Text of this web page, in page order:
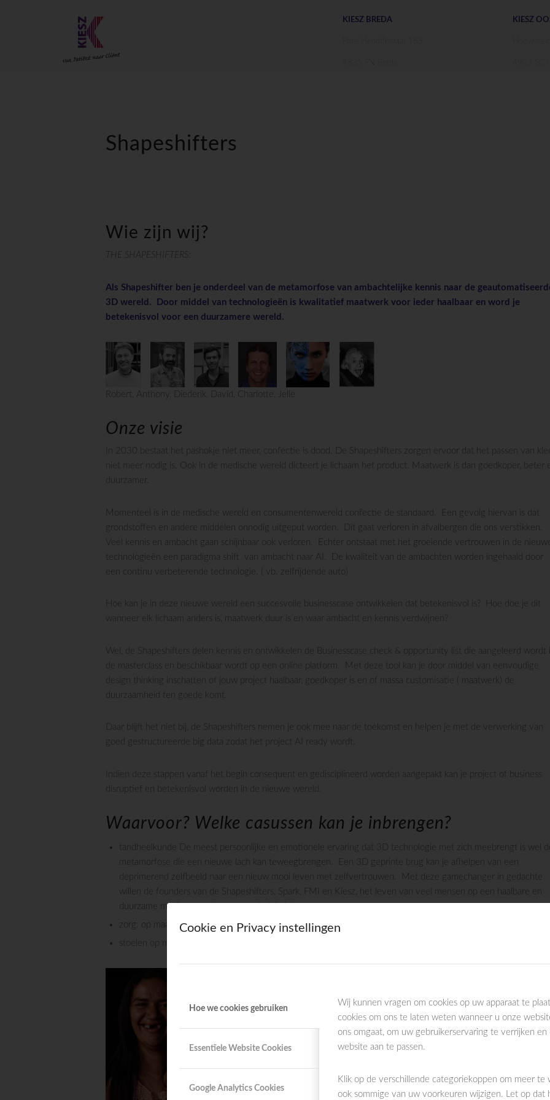
Cookie en Privacy instellingen
Hoe we cookies gebruiken
Essentïele Website Cookies
Google Analytics Cookies
Wij kunnen vragen om cookies op uw apparaat te
cookies om ons te laten weten wanneer u onze
ons omgaat, om uw gebruikerservaring te verrijken
website aan te passen.
Klik op de verschillende categoriekoppen om meer
ook sommige van uw voorkeuren wijzigen. Let op dat
KIESZ BREDA KIESZ
Shapeshifters
Wie zijn wij?
THE SHAPESHIFTERS:
Als Shapeshifter ben je onderdeel van de metamorfose van ambachtelijke kennis naar de
3D wereld. Door middel van technologieën is kwalitatief maatwerk voor ieder haalbaar en word je
betekenisvol voor een duurzamere wereld.
Robert, Anthony, Diederik, David, Charlotte, Jelle
Onze visie
In 2030 bestaat het pashokje niet meer, confectie is dood. De Shapeshifters zorgen ervoor dat het passen van
niet meer nodig is. Ook in de medische wereld dicteert je lichaam het product. Maatwerk is dan goedkoper, beter
duurzamer.
Momenteel is in de medische wereld en consumentenwereld confectie de standaard. Een gevolg hiervan is dat
grondstoffen en andere middelen onnodig uitgeput worden. Dit gaat verloren in afvalbergen die ons verstikken.
Veel kennis en ambacht gaan schijnbaar ook verloren. Echter ontstaat met het groeiende vertrouwen in de
technologieën een paradigma shift van ambacht naar AI. De kwaliteit van de ambachten worden ingehaald door
een continu verbeterende technologie. ( vb. zelfrijdende auto)
Hoe kan je in deze nieuwe wereld een succesvolle businesscase ontwikkelen dat betekenisvol is? Hoe doe je dit
wanneer elk lichaam anders is, maatwerk duur is en waar ambacht en kennis verdwijnen?
Wel, de Shapeshifters delen kennis en ontwikkelen de Businesscase check & opportunity list die aangeleerd wordt
de masterclass en beschikbaar wordt op een online platform. Met deze tool kan je door middel van eenvoudige
design thinking inschatten of jouw project haalbaar, goedkoper is en of massa customisatie ( maatwerk) de
duurzaamheid ten goede komt.
Daar blijft het niet bij, de Shapeshifters nemen je ook mee naar de toekomst en helpen je met de verwerking van
goed gestructureerde big data zodat het project AI ready wordt.
Indien deze stappen vanaf het begin consequent en gedisciplineerd worden aangepakt kan je project of business
disruptief en betekenisvol worden in de nieuwe wereld.
Waarvoor? Welke casussen kan je inbrengen?
tandheelkunde De meest persoonlijke en emotionele ervaring dat 3D technologie met zich meebrengt is wel
metamorfose die een nieuwe lach kan teweegbrengen. Een 3D geprinte brug kan je afhelpen van een
deprimerend zelfbeeld naar een nieuw mooi leven met zelfvertrouwen. Met deze gamechanger in gedachte
willen de founders van de Shapeshifters, Spark, FMI en Kiesz, het leven van veel mensen op een haalbare en
duurzame manier veranderen op velerlei vlak .
zorg: op maat maken van protheses
stoelen op maat maken..